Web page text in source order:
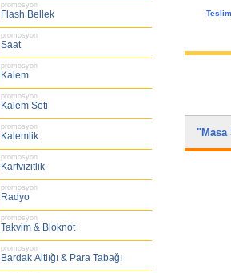
promosyon
Flash Bellek
promosyon
Saat
promosyon
Kalem
promosyon
Kalem Seti
promosyon
Kalemlik
promosyon
Kartvizitlik
promosyon
Radyo
promosyon
Takvim & Bloknot
promosyon
Bardak Altlığı & Para Tabağı